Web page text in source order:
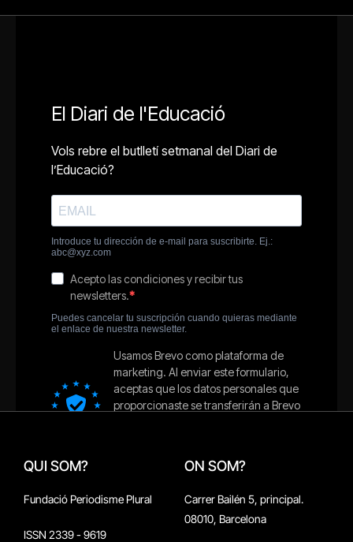
QUI SOM?
Fundació Periodisme Plural
ISSN 2339 - 9619
ON SOM?
Carrer Bailén 5, principal.
08010, Barcelona